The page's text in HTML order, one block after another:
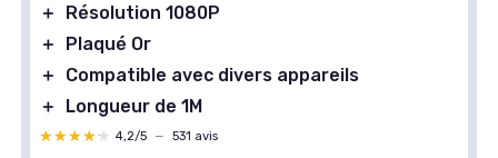
＋
Résolution 1080P
＋
Plaqué Or
＋
Compatible avec divers appareils
＋
Longueur de 1M
★★★★★
★★★★★ 4,2/5 — 531 avis